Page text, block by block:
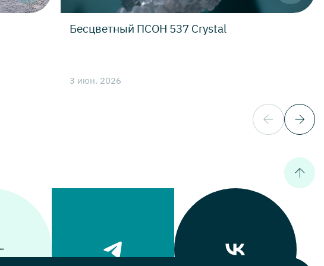
Бесцветный ПСОН 537 Crystal
3 июн. 2026